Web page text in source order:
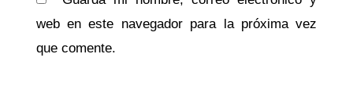
web en este navegador para la próxima vez
que comente.